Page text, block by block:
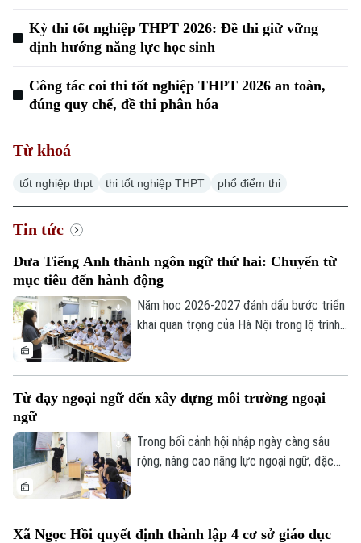
Kỳ thi tốt nghiệp THPT 2026: Đề thi giữ vững
định hướng năng lực học sinh
Công tác coi thi tốt nghiệp THPT 2026 an toàn,
đúng quy chế, đề thi phân hóa
Từ khoá
tốt nghiệp thpt thi tốt nghiệp THPT phổ điểm thi
Tin tức
Đưa Tiếng Anh thành ngôn ngữ thứ hai: Chuyển từ
mục tiêu đến hành động
Năm học 2026-2027 đánh dấu bước triển
khai quan trọng của Hà Nội trong lộ trình
tư cho đội ngũ giáo viên, cơ sở vật chất
Từ dạy ngoại ngữ đến xây dựng môi trường ngoại
ngữ
Trong bối cảnh hội nhập ngày càng sâu
rộng, nâng cao năng lực ngoại ngữ, đặc
Xã Ngọc Hồi quyết định thành lập 4 cơ sở giáo dục